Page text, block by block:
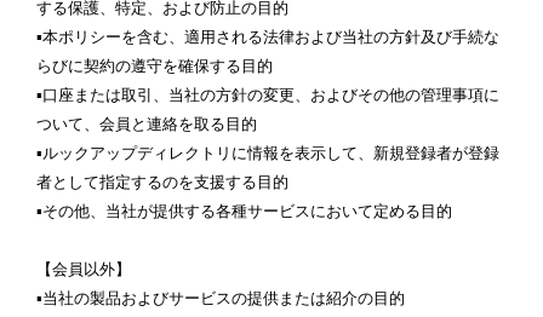
する保護、特定、および防止の目的
▪本ポリシーを含む、適用される法律および当社の方針及び手続な
らびに契約の遵守を確保する目的
▪口座または取引、当社の方針の変更、およびその他の管理事項に
ついて、会員と連絡を取る目的
▪ルックアップディレクトリに情報を表示して、新規登録者が登録
者として指定するのを支援する目的
▪その他、当社が提供する各種サービスにおいて定める目的
【会員以外】
▪当社の製品およびサービスの提供または紹介の目的